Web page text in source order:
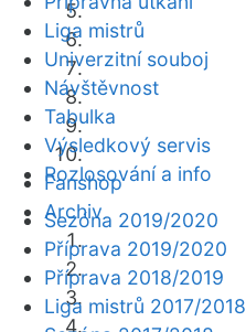
Fanshop
Archiv
Liga mistrů
Univerzitní souboj
Návštěvnost
Tabulka
Výsledkový servis
Rozlosování a info
Sezóna 2019/2020
Příprava 2019/2020
Příprava 2018/2019
Liga mistrů 2017/2018